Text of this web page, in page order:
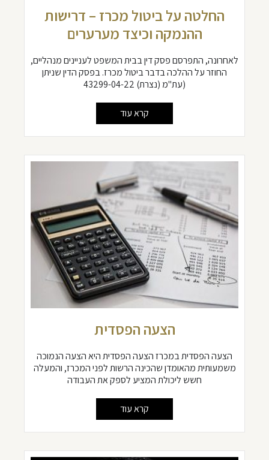
החלטה על ביטול מכרז – דרישות
ההנמקה וכיצד מערערים
לאחרונה, התפרסם פסק דין בבית המשפט לעניינים מנהליים,
החוזר על ההלכה בדבר ביטול מכרז. בפסק הדין שניתן
(עת"מ (נצרת) 43299-04-22
קרא עוד
הצעה הפסדית
הצעה הפסדית במכרז הצעה הפסדית היא הצעה הנמוכה
משמעותית מהאומדן שהכינה הרשות לפני המכרז, והמעלה
חשש ליכולת המציע לספק את העבודה
קרא עוד